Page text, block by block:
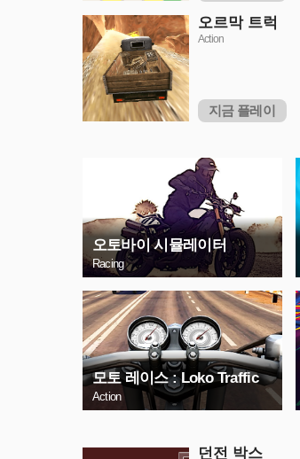
오르막 트럭
Action
지금 플레이
오토바이 시뮬레이터
Racing
모토 레이스 : Loko Traffic
Action
던전 박스